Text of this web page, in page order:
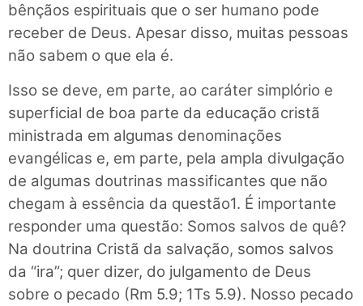
bênçãos espirituais que o ser humano pode
receber de Deus. Apesar disso, muitas pessoas
não sabem o que ela é.
Isso se deve, em parte, ao caráter simplório e
superficial de boa parte da educação cristã
ministrada em algumas denominações
evangélicas e, em parte, pela ampla divulgação
de algumas doutrinas massificantes que não
chegam à essência da questão1. É importante
responder uma questão: Somos salvos de quê?
Na doutrina Cristã da salvação, somos salvos
da “ira”; quer dizer, do julgamento de Deus
sobre o pecado (Rm 5.9; 1Ts 5.9). Nosso pecado